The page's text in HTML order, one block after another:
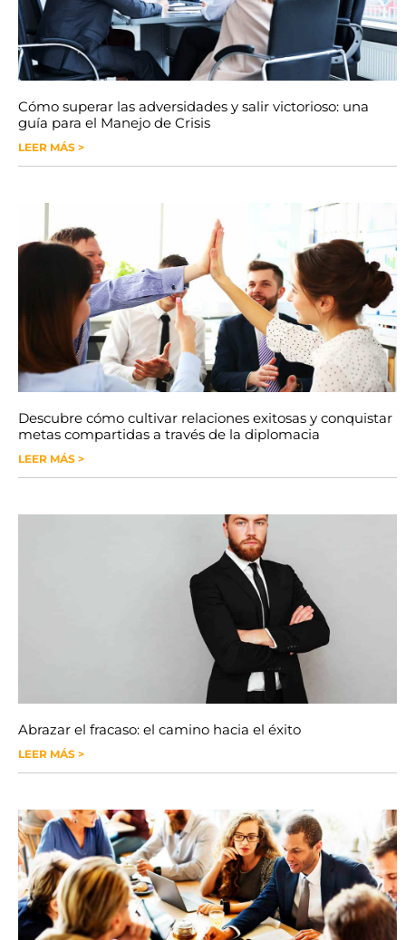
Cómo superar las adversidades y salir victorioso: una
guía para el Manejo de Crisis
LEER MÁS >
Descubre cómo cultivar relaciones exitosas y conquistar
metas compartidas a través de la diplomacia
LEER MÁS >
Abrazar el fracaso: el camino hacia el éxito
LEER MÁS >